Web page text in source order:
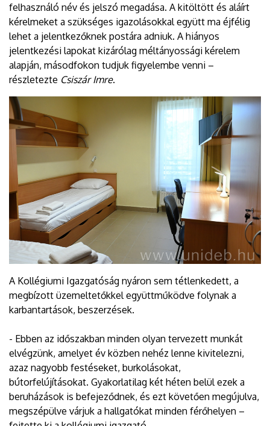
felhasználó név és jelszó megadása. A kitöltött és aláírt
kérelmeket a szükséges igazolásokkal együtt ma éjfélig
lehet a jelentkezőknek postára adniuk. A hiányos
jelentkezési lapokat kizárólag méltányossági kérelem
alapján, másodfokon tudjuk figyelembe venni –
részletezte Csiszár Imre.
A Kollégiumi Igazgatóság nyáron sem tétlenkedett, a
megbízott üzemeltetőkkel együttműködve folynak a
karbantartások, beszerzések.
- Ebben az időszakban minden olyan tervezett munkát
elvégzünk, amelyet év közben nehéz lenne kivitelezni,
azaz nagyobb festéseket, burkolásokat,
bútorfelújításokat. Gyakorlatilag két héten belül ezek a
beruházások is befejeződnek, és ezt követően megújulva,
megszépülve várjuk a hallgatókat minden férőhelyen –